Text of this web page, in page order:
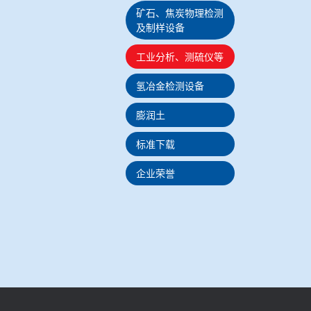
矿石、焦炭物理检测
及制样设备
工业分析、测硫仪等
氢冶金检测设备
膨润土
标准下载
企业荣誉